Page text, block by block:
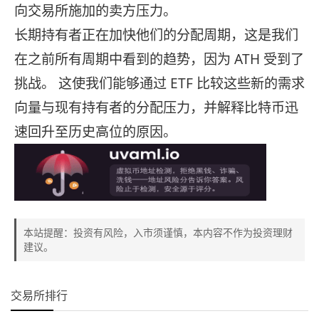
向交易所施加的卖方压力。
长期持有者正在加快他们的分配周期，这是我们
在之前所有周期中看到的趋势，因为 ATH 受到了
挑战。 这使我们能够通过 ETF 比较这些新的需求
向量与现有持有者的分配压力，并解释比特币迅
速回升至历史高位的原因。
本站提醒：投资有风险，入市须谨慎，本内容不作为投资理财
建议。
交易所排行